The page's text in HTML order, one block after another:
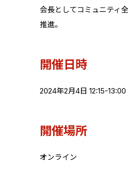
会長としてコミュニティ
推進。
開催日時
2024年2月4日 12:15-13:00
開催場所
オンライン